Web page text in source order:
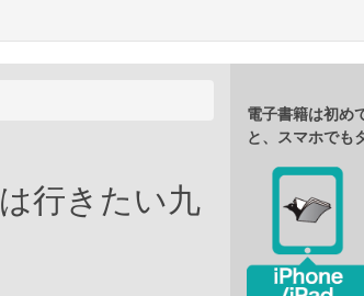
行きたい九
電子書籍は初め
と、スマホでも